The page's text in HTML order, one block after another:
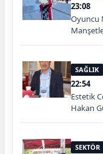
23:08
Oyuncu
SAĞLIK
22:54
Estetik
Hakan
SEKTÖR